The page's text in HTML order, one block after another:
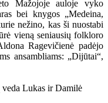
Mažojoje auloje vyko
bei knygos „Medeina,
nežino, kas ši nuostabi
vieną seniausių folkloro
Ragevičienė padėjo
ansambliams: „Dijūtai“,